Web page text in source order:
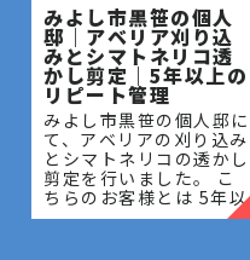
みよし市黒笹の個人
邸｜アベリア刈り込
みとシマトネリコ透
かし剪定｜5年以上の
リピート管理
みよし市黒笹の個人邸に
て、アベリアの刈り込み
とシマトネリコの透かし
剪定を行いました。 こ
ちらのお客様とは 5年以
上のお付き合いがあり、